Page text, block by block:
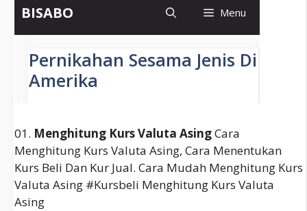
01. Menghitung Kurs Valuta AsingCara
Menghitung Kurs Valuta Asing, Cara Menentukan
Kurs Beli Dan Kur Jual. Cara Mudah Menghitung Kurs
Valuta Asing #kursbeli Menghitung Kurs Valuta
Asing